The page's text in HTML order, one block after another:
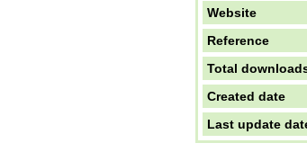
Website
Reference
Total
Created date
Last update